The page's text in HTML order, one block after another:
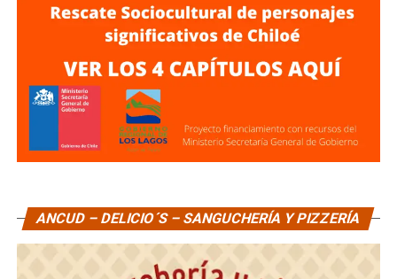
ANCUD – DELICIO´S – SANGUCHERÍA Y PIZZERÍA